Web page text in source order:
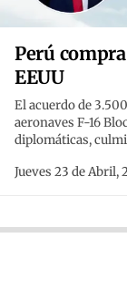
Perú
EEUU
El acuerdo de
aeronaves F-16
diplomáticas,
Jueves 23 de Abril,